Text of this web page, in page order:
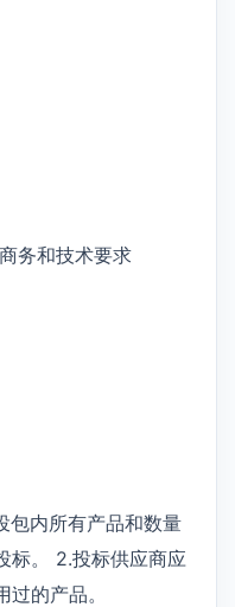
务和技术要求
包内所有产品和数量
标。 2.投标供应商应
的产品。